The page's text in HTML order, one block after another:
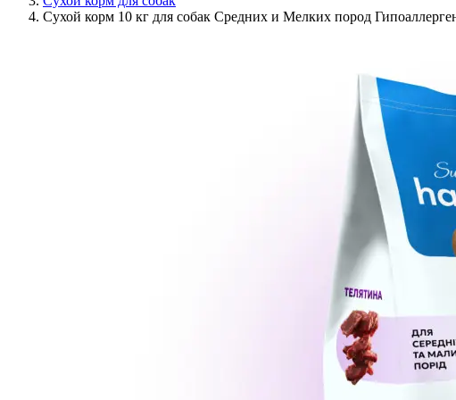
Сухой корм 10 кг для собак Средних и Мелких пород